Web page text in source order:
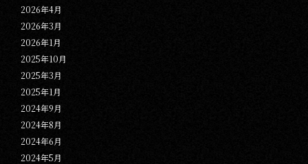
2026年4月
2026年3月
2026年1月
2025年10月
2025年3月
2025年1月
2024年9月
2024年8月
2024年6月
2024年5月